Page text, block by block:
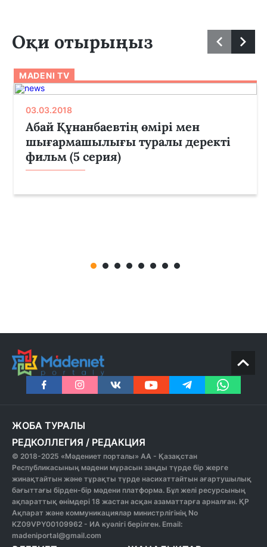
Оқи отырыңыз
MADENI TV
03.03.2018
Абай Құнанбаевтің өмірі мен
шығармашылығы туралы деректі
фильм (5 серия)
ЖОБА ТУРАЛЫ
РЕДКОЛЛЕГИЯ / РЕДАКЦИЯ
© 2018-2025 «Мәдениет порталы» АА - Қазақстан
Республикасының мәдени мұрасын заңды түрде бір жерге
жинақтайтын және тұрақты түрде насихаттайтын ағартушылық
бағыттағы бірден-бір мәдени платформа. Бұл желі ресурсының
ақпараттық өнімдері 18 жастан асқан азаматтарға арналған. ҚР
Ақпарат және коммуникациялар министрлігінің No
KZ09VPY00109962 - ИА куәлігі берілген. Email:
madeniportal@gmail.com